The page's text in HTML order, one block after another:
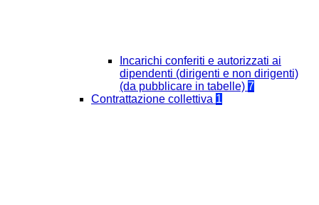
Incarichi conferiti e autorizzati ai
dipendenti (dirigenti e non dirigenti)
(da pubblicare in tabelle) 7
Contrattazione collettiva 1